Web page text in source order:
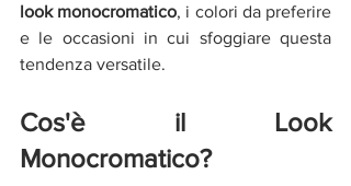
look monocromatico, i colori da preferire
e le occasioni in cui sfoggiare questa
tendenza versatile.
Cos'è il Look
Monocromatico?